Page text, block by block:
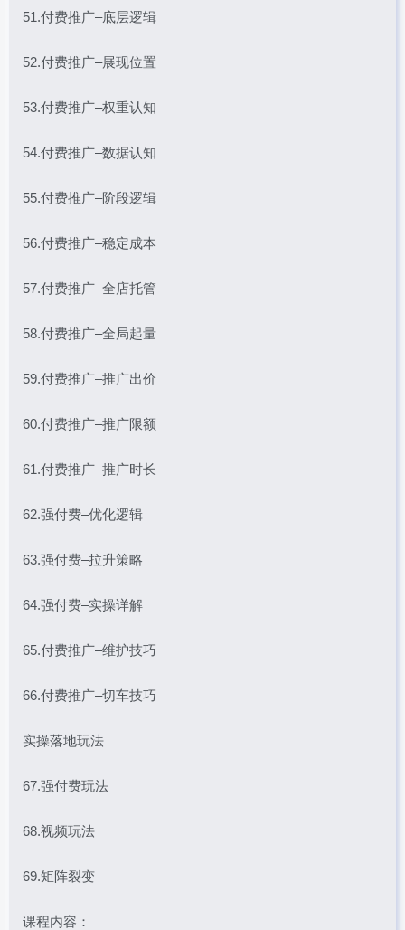
51.付费推广–底层逻辑
52.付费推广–展现位置
53.付费推广–权重认知
54.付费推广–数据认知
55.付费推广–阶段逻辑
56.付费推广–稳定成本
57.付费推广–全店托管
58.付费推广–全局起量
59.付费推广–推广出价
60.付费推广–推广限额
61.付费推广–推广时长
62.强付费–优化逻辑
63.强付费–拉升策略
64.强付费–实操详解
65.付费推广–维护技巧
66.付费推广–切车技巧
实操落地玩法
67.强付费玩法
68.视频玩法
69.矩阵裂变
课程内容：